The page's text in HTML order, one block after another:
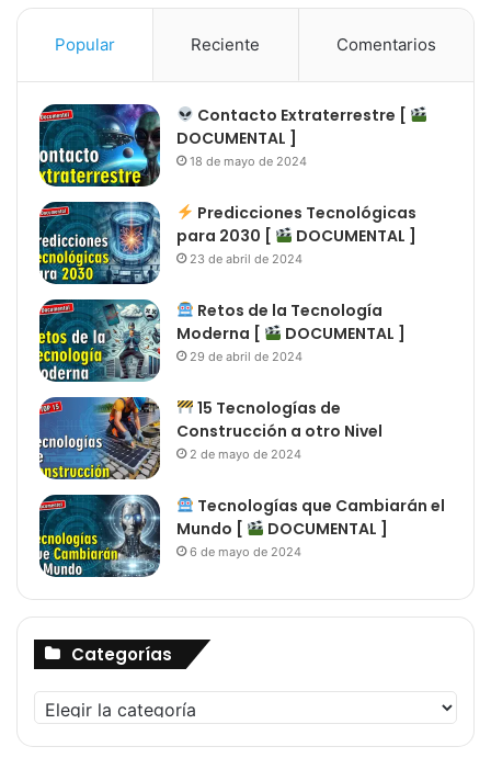
Popular Reciente Comentarios
Contacto Extraterrestre [
DOCUMENTAL ]
18 de mayo de 2024
Predicciones Tecnológicas
para 2030 [
DOCUMENTAL ]
23 de abril de 2024
Retos de la Tecnología
Moderna [
DOCUMENTAL ]
29 de abril de 2024
15 Tecnologías de
Construcción a otro Nivel
2 de mayo de 2024
Tecnologías que Cambiarán el
Mundo [
DOCUMENTAL ]
6 de mayo de 2024
Categorías
Categorías